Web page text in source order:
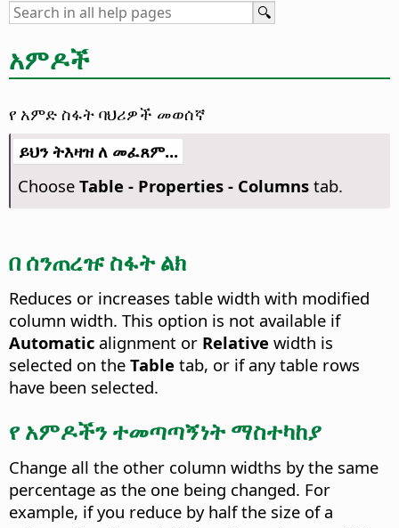
አምዶች
የ አምድ ስፋት ባህሪዎች መወሰኛ
ይህን ትእዛዝ ለ መፈጸም...
Choose Table - Properties - Columnstab.
በ ሰንጠረዡ ስፋት ልክ
Reduces or increases table width with modified
column width. This option is not available if
Automatic alignment or Relative width is
selected on the Table tab, or if any table rows
have been selected.
የ አምዶችን ተመጣጣኝነት ማስተካከያ
Change all the other column widths by the same
percentage as the one being changed. For
example, if you reduce by half the size of a